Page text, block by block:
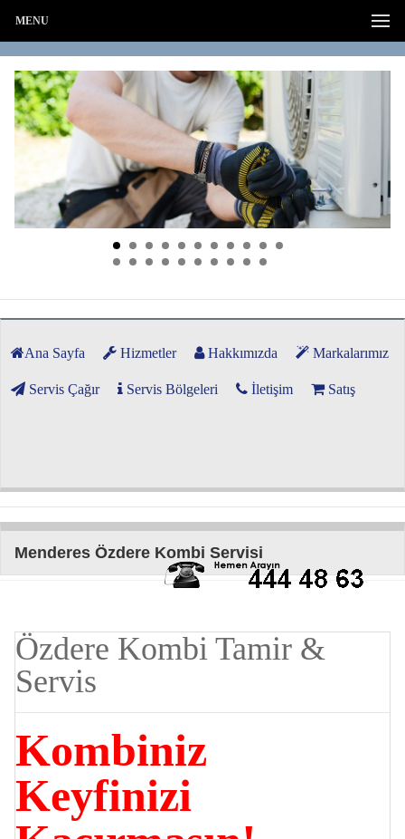
MENU
Ana Sayfa Hizmetler Hakkımızda Markalarımız
Servis Çağır Servis Bölgeleri İletişim Satış
Menderes Özdere Kombi Servisi
Özdere Kombi Tamir &
Servis
Kombiniz
Keyfinizi